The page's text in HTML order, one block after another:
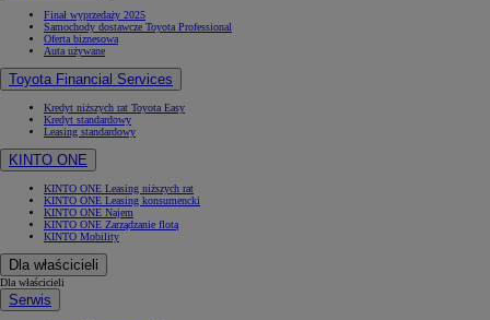
Finał wyprzedaży 2025
Samochody dostawcze Toyota Professional
Oferta biznesowa
Auta używane
Toyota Financial Services
Kredyt niższych rat Toyota Easy
Kredyt standardowy
Leasing standardowy
KINTO ONE
KINTO ONE Leasing niższych rat
KINTO ONE Leasing konsumencki
KINTO ONE Najem
KINTO ONE Zarządzanie flotą
KINTO Mobility
Dla właścicieli
Dla właścicieli
Serwis